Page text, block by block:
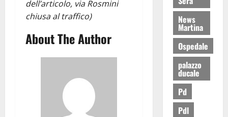
dell’articolo, via Rosmini
chiusa al traffico)
About The Author
News
Martina
Ospedale
palazzo
ducale
Pd
Pdl